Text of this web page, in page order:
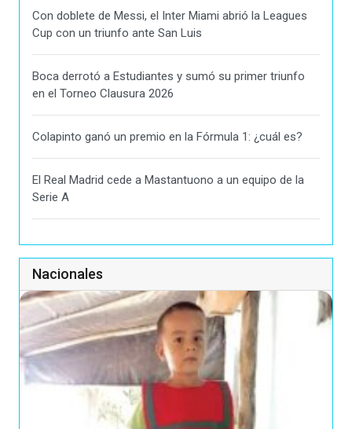
Con doblete de Messi, el Inter Miami abrió la Leagues
Cup con un triunfo ante San Luis
Boca derrotó a Estudiantes y sumó su primer triunfo
en el Torneo Clausura 2026
Colapinto ganó un premio en la Fórmula 1: ¿cuál es?
El Real Madrid cede a Mastantuono a un equipo de la
Serie A
Nacionales